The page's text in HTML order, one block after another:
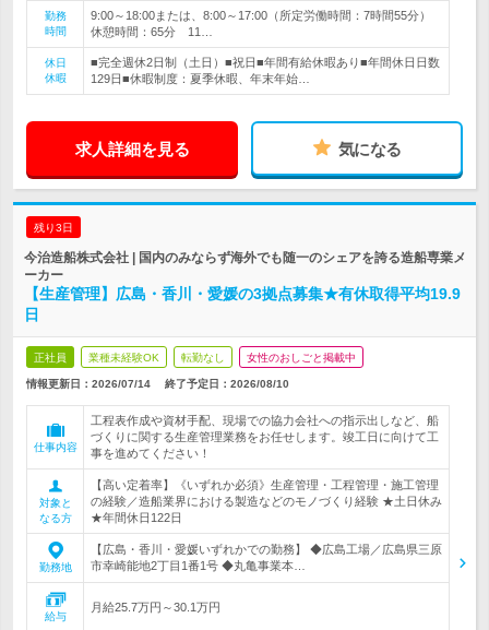
勤務
時間
9:00～18:00または、8:00～17:00（所定労働時間：7時間55分）
休憩時間：65分 11…
休日
休暇
■完全週休2日制（土日）■祝日■年間有給休暇あり■年間休日日数
129日■休暇制度：夏季休暇、年末年始…
求人詳細を見る 気になる
残り3日
今治造船株式会社 | 国内のみならず海外でも随一のシェアを誇る造船専業メ
ーカー
【生産管理】広島・香川・愛媛の3拠点募集★有休取得平均19.9
日
正社員 業種未経験OK 転勤なし 女性のおしごと掲載中
情報更新日：2026/07/14 終了予定日： 2026/08/10
仕事内容
工程表作成や資材手配、現場での協力会社への指示出しなど、船
づくりに関する生産管理業務をお任せします。竣工日に向けて工
事を進めてください！
対象と
なる方
【高い定着率】《いずれか必須》生産管理・工程管理・施工管理
の経験／造船業界における製造などのモノづくり経験 ★土日休み
★年間休日122日
勤務地
【広島・香川・愛媛いずれかでの勤務】 ◆広島工場／広島県三原
市幸崎能地2丁目1番1号 ◆丸亀事業本…
給与
月給25.7万円～30.1万円